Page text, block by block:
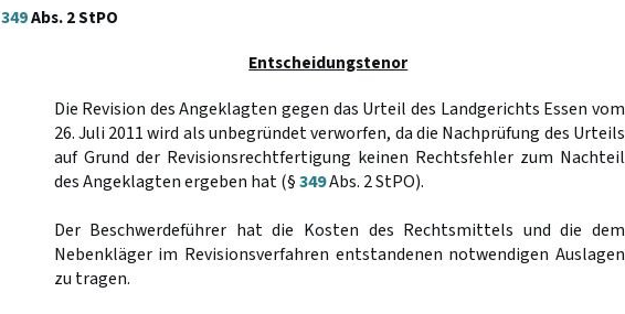
349Abs. 2 StPO
Entscheidungstenor
Die Revision des Angeklagten gegen das Urteil des Landgerichts Essen vom
26. Juli 2011 wird als unbegründet verworfen, da die Nachprüfung des Urteils
auf Grund der Revisionsrechtfertigung keinen Rechtsfehler zum Nachteil
des Angeklagten ergeben hat (§349Abs. 2 StPO).
Der Beschwerdeführer hat die Kosten des Rechtsmittels und die dem
Nebenkläger im Revisionsverfahren entstandenen notwendigen Auslagen
zu tragen.